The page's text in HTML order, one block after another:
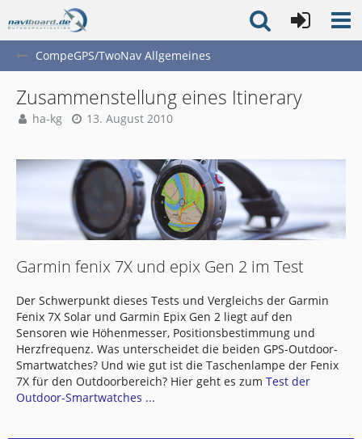
CompeGPS/TwoNav Allgemeines
Zusammenstellung eines Itinerary
ha-kg 13. August 2010
Garmin fenix 7X und epix Gen 2 im Test
Der Schwerpunkt dieses Tests und Vergleichs der Garmin
Fenix 7X Solar und Garmin Epix Gen 2 liegt auf den
Sensoren wie Höhenmesser, Positionsbestimmung und
Herzfrequenz. Was unterscheidet die beiden GPS-Outdoor-
Smartwatches? Und wie gut ist die Taschenlampe der Fenix
7X für den Outdoorbereich? Hier geht es zum Test der
Outdoor-Smartwatches ...